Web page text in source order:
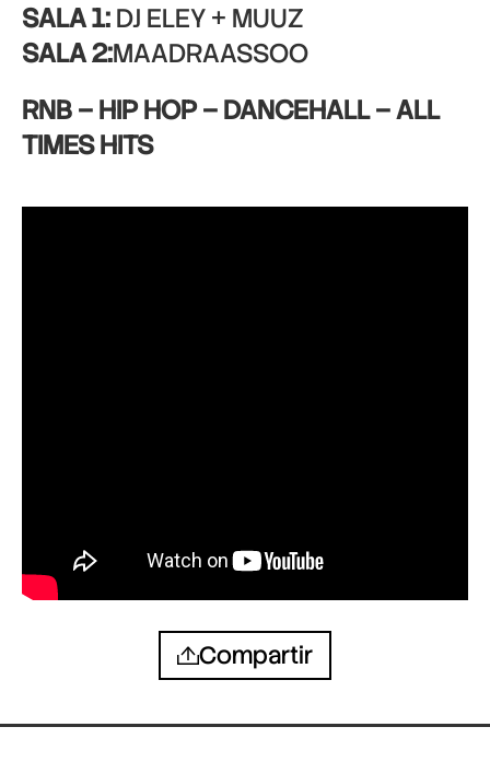
SALA 1:DJ ELEY + MUUZ
SALA 2:MAADRAASSOO
RNB – HIP HOP – DANCEHALL – ALL
TIMES HITS
Compartir